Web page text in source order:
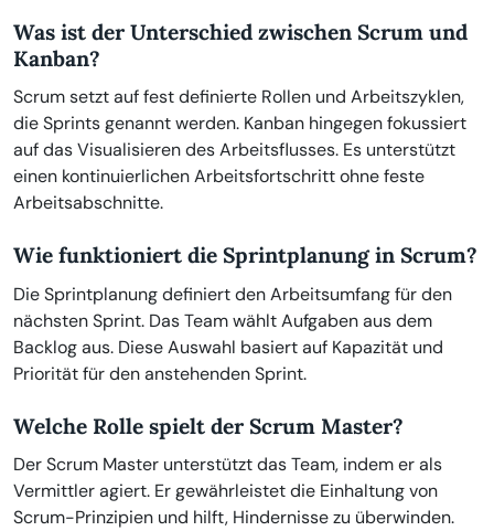
Was ist der Unterschied zwischen Scrum und
Kanban?
Scrum setzt auf fest definierte Rollen und Arbeitszyklen,
die Sprints genannt werden. Kanban hingegen fokussiert
auf das Visualisieren des Arbeitsflusses. Es unterstützt
einen kontinuierlichen Arbeitsfortschritt ohne feste
Arbeitsabschnitte.
Wie funktioniert die Sprintplanung in Scrum?
Die Sprintplanung definiert den Arbeitsumfang für den
nächsten Sprint. Das Team wählt Aufgaben aus dem
Backlog aus. Diese Auswahl basiert auf Kapazität und
Priorität für den anstehenden Sprint.
Welche Rolle spielt der Scrum Master?
Der Scrum Master unterstützt das Team, indem er als
Vermittler agiert. Er gewährleistet die Einhaltung von
Scrum-Prinzipien und hilft, Hindernisse zu überwinden.